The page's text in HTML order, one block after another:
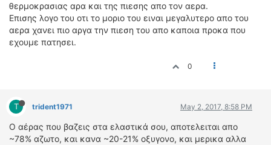
θερμοκρασιας αρα και της πιεσης απο τον αερα.
Επισης λογο του οτι το μοριο του ειναι μεγαλυτερο απο του
αερα χανει πιο αργα την πιεση του απο καποια προκα που
εχουμε πατησει.
0
T trident1971 May 2, 2017, 8:58 PM
Ο αέρας που βαζεις στα ελαστικά σου, αποτελειται απο
~78% αζωτο, και κανα ~20-21% οξυγονο, και μερικα αλλα